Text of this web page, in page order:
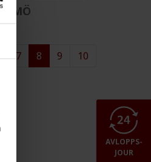
7 8 9 10
AVLOPPS-
JOUR